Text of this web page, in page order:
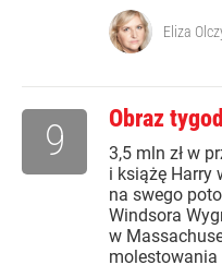
Eliza
Obraz
3,5 mln zł w
i książę Harry
na swego
Windsora
w
molestowania
9